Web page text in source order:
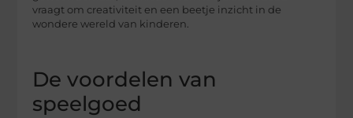
vraagt om creativiteit en een beetje inzicht in de
wondere wereld van kinderen.
De voordelen van
speelgoed